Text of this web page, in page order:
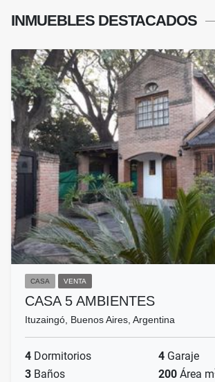
INMUEBLES DESTACADOS
CASA VENTA
CASA 5 AMBIENTES
Ituzaingó, Buenos Aires, Argentina
4 Dormitorios 4 Garaje
3 Baños 200 Área m